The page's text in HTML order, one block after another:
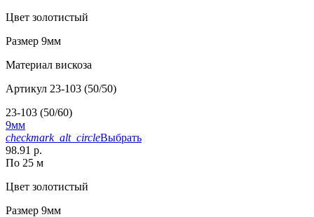
Цвет золотистый
Размер 9мм
Материал вискоза
Артикул 23-103 (50/50)
23-103 (50/60)
9мм
checkmark_alt_circleВыбрать
98.91 р.
По 25 м
Цвет золотистый
Размер 9мм